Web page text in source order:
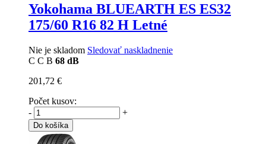
Yokohama BLUEARTH ES ES32
175/60 R16 82 H Letné
Nie je skladom Sledovať naskladnenie
C C B 68 dB
201,72 €
Počet kusov:
-
+
Do košíka